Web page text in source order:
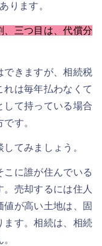
ります。
、三つ目は、代償分
できますが、相続税
は毎年払わなくて
して持っている場合
す。
てみましょう。
こに誰が住んでいる
売却するには住人
が高い土地は、固
ます。相続は、相続